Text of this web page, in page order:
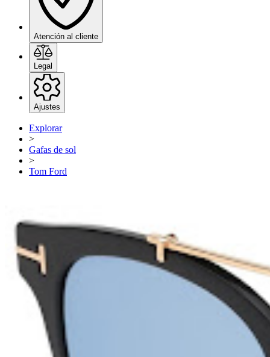
Atención al cliente
Legal
Ajustes
Explorar
>
Gafas de sol
>
Tom Ford